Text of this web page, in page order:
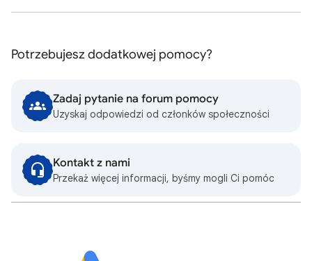
Potrzebujesz dodatkowej pomocy?
Zadaj pytanie na forum pomocy
Uzyskaj odpowiedzi od członków społeczności
Kontakt z nami
Przekaż więcej informacji, byśmy mogli Ci pomóc